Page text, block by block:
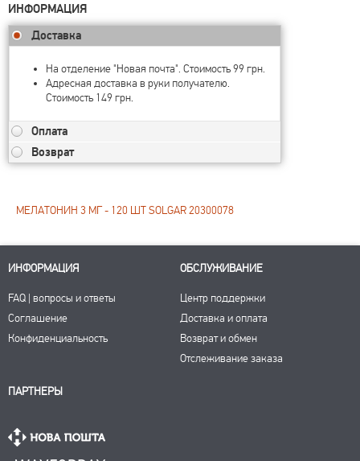
ИНФОРМАЦИЯ
Доставка
На отделение "Новая почта". Стоимость 99 грн.
Адресная доставка в руки получателю.
Стоимость 149 грн.
Оплата
Возврат
МЕЛАТОНИН 3 МГ - 120 ШТ SOLGAR 20300078
ИНФОРМАЦИЯ
FAQ | вопросы и ответы
Соглашение
Конфиденциальность
ОБСЛУЖИВАНИЕ
Центр поддержки
Доставка и оплата
Возврат и обмен
Отслеживание заказа
ПАРТНЕРЫ